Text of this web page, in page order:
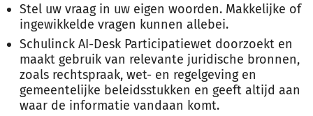
Stel uw vraag in uw eigen woorden. Makkelijke of
ingewikkelde vragen kunnen allebei.
Schulinck AI-Desk Participatiewet doorzoekt en
maakt gebruik van relevante juridische bronnen,
zoals rechtspraak, wet- en regelgeving en
gemeentelijke beleidsstukken en geeft altijd aan
waar de informatie vandaan komt.